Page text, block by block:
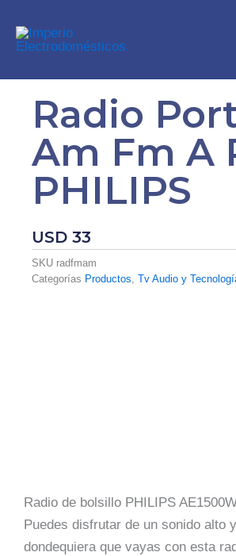
contenido
Radio
Am Fm A
PHILIPS
USD 33
SKU radfmam
Categorías Productos ,Tv Audio y
Radio de bolsillo PHILIPS
Puedes disfrutar de un sonido alto
dondequiera que vayas con esta